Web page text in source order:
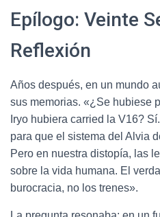
Epílogo: Veinte
Reflexión
Años después, en un mundo
sus memorias. «¿Se hubiese
Iryo hubiera carried la V16?
para que el sistema del Alvia
Pero en nuestra distopía, las
sobre la vida humana. El
burocracia, no los trenes».